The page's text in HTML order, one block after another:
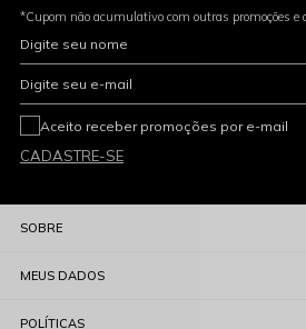
*Cupom não acumulativo com outras promoções e
Digite seu nome
Digite seu e-mail
CADASTRE-SE
Aceito receber promoções por e-mail
SOBRE
MEUS DADOS
POLÍTICAS